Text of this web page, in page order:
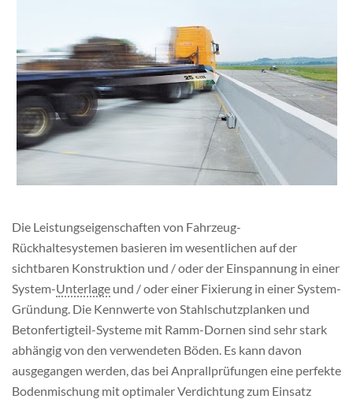
Die Leistungseigenschaften von Fahrzeug-
Rückhaltesystemen basieren im wesentlichen auf der
sichtbaren Konstruktion und / oder der Einspannung in einer
System-Unterlage und / oder einer Fixierung in einer System-
Gründung. Die Kennwerte von Stahlschutzplanken und
Betonfertigteil-Systeme mit Ramm-Dornen sind sehr stark
abhängig von den verwendeten Böden. Es kann davon
ausgegangen werden, das bei Anprallprüfungen eine perfekte
Bodenmischung mit optimaler Verdichtung zum Einsatz